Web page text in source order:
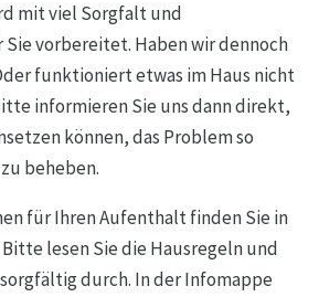
mit viel Sorgfalt und
vorbereitet. Haben wir dennoch
funktioniert etwas im Haus nicht
informieren Sie uns dann direkt,
können, das Problem so
beheben.
für Ihren Aufenthalt finden Sie in
lesen Sie die Hausregeln und
durch. In der Infomappe